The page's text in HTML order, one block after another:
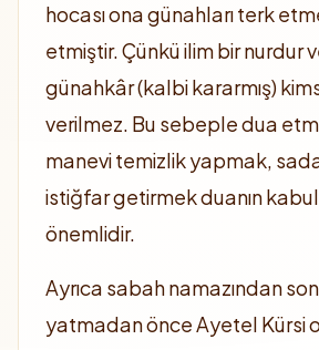
hocası ona günahları terk
etmiştir. Çünkü ilim bir nurdur
günahkâr (kalbi kararmış)
verilmez. Bu sebeple dua
manevi temizlik yapmak,
istiğfar getirmek duanın
önemlidir.
Ayrıca sabah namazından
yatmadan önce Ayetel Kürsi